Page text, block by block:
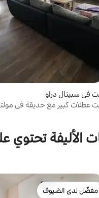
في سبيتال دراو
عطلات كبير مع حديقة في
الأليفة
مفضّل لدى الضيوف